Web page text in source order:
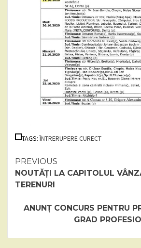
TAGS:ÎNTRERUPERE CURECT
Continue
Reading
PREVIOUS
NOUTĂȚI LA CAPITOLUL
TERENURI
ANUNȚ CONCURS PENTRU
GRAD